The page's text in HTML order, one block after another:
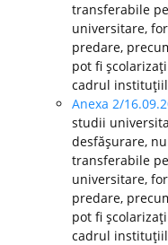
transferabile
universitare,
predare,
pot fi
cadrul
Anexa 2/
studii
desfăşurare,
transferabile
universitare,
predare,
pot fi
cadrul